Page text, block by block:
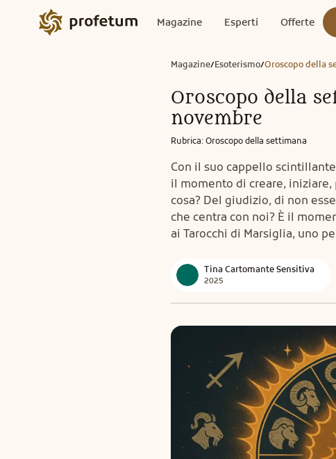
Magazine Esperti Offerte
Magazine/Esoterismo/Oroscopo della
Oroscopo della
novembre
Rubrica: Oroscopo della settimana
Con il suo cappello
il momento di creare, iniziare,
cosa? Del giudizio, di non
che centra con noi? È il
ai Tarocchi di Marsiglia, uno
Tina Cartomante Sensitiva
2025